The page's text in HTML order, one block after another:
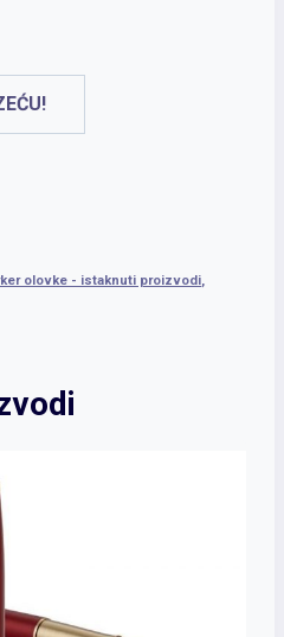
olovke - istaknuti proizvodi,